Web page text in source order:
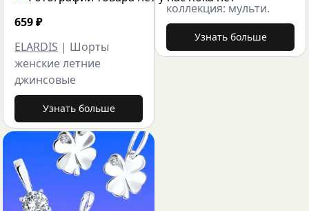
659₽
ELARDIS | Шорты
женские летние
джинсовые
Узнать больше
коллекция: мульти.
Узнать больше